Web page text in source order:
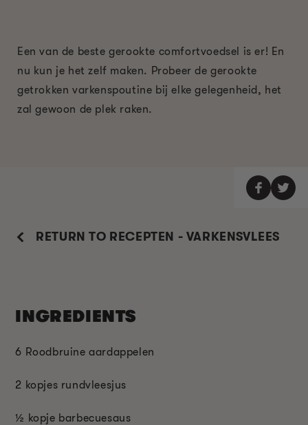
Een van de beste gerookte comfortvoedsel is er! En
nu kun je het zelf maken. Probeer de gerookte
getrokken varkenspoutine bij elke gelegenheid, het
zal gewoon de plek raken.
RETURN TO RECEPTEN - VARKENSVLEES
INGREDIENTS
6 Roodbruine aardappelen
2 kopjes rundvleesjus
½ kopje barbecuesaus